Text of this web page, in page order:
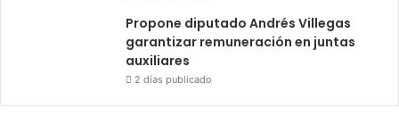
Propone diputado Andrés Villegas
garantizar remuneración en juntas
auxiliares
2 días publicado